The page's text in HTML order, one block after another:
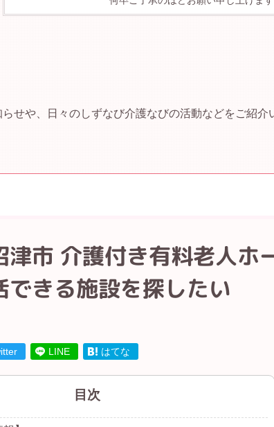
せや、日々のしずなび介護なびの活動などをご紹介
津市 介護付き有料老人ホ
できる施設を探したい
LINE はてな
目次